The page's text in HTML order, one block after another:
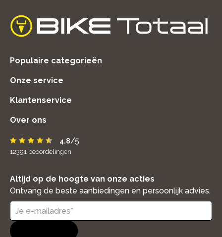
home
Populaire categorieën
Onze service
Klantenservice
Over ons
4.8/5
12391 beoordelingen
Altijd op de hoogte van onze acties
Ontvang de beste aanbiedingen en persoonlijk advies.